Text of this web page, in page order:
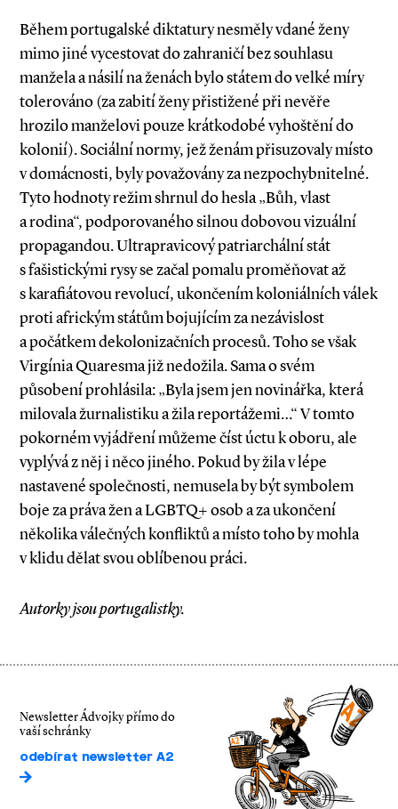
Během portugalské diktatury nesměly vdané ženy
mimo jiné vycestovat do zahraničí bez souhlasu
manžela a násilí na ženách bylo státem do velké míry
tolerováno (za zabití ženy přistižené při nevěře
hrozilo manželovi pouze krátkodobé vyhoštění do
kolonií). Sociální normy, jež ženám přisuzovaly místo
v domácnosti, byly považovány za nezpochybnitelné.
Tyto hodnoty režim shrnul do hesla „Bůh, vlast
a rodina“, podporovaného silnou dobovou vizuální
propagandou. Ultrapravicový patriarchální stát
s fašistickými rysy se začal pomalu proměňovat až
s karafiátovou revolucí, ukončením koloniálních válek
proti africkým státům bojujícím za nezávislost
a počátkem dekolonizačních procesů. Toho se však
Virgínia Quaresma již nedožila. Sama o svém
působení prohlásila: „Byla jsem jen novinářka, která
milovala žurnalistiku a žila reportážemi…“ V tomto
pokorném vyjádření můžeme číst úctu k oboru, ale
vyplývá z něj i něco jiného. Pokud by žila v lépe
nastavené společnosti, nemusela by být symbolem
boje za práva žen a LGBTQ+ osob a za ukončení
několika válečných konfliktů a místo toho by mohla
v klidu dělat svou oblíbenou práci.
Autorky jsou portugalistky.
Newsletter Ádvojky přímo do
vaší schránky
odebírat newsletter A2